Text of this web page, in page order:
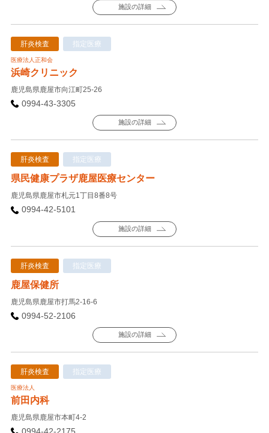
施設の詳細
肝炎検査 指定医療
医療法人正和会
浜崎クリニック
鹿児島県鹿屋市向江町25-26
0994-43-3305
施設の詳細
肝炎検査 指定医療
県民健康プラザ鹿屋医療センター
鹿児島県鹿屋市札元1丁目8番8号
0994-42-5101
施設の詳細
肝炎検査 指定医療
鹿屋保健所
鹿児島県鹿屋市打馬2-16-6
0994-52-2106
施設の詳細
肝炎検査 指定医療
医療法人
前田内科
鹿児島県鹿屋市本町4-2